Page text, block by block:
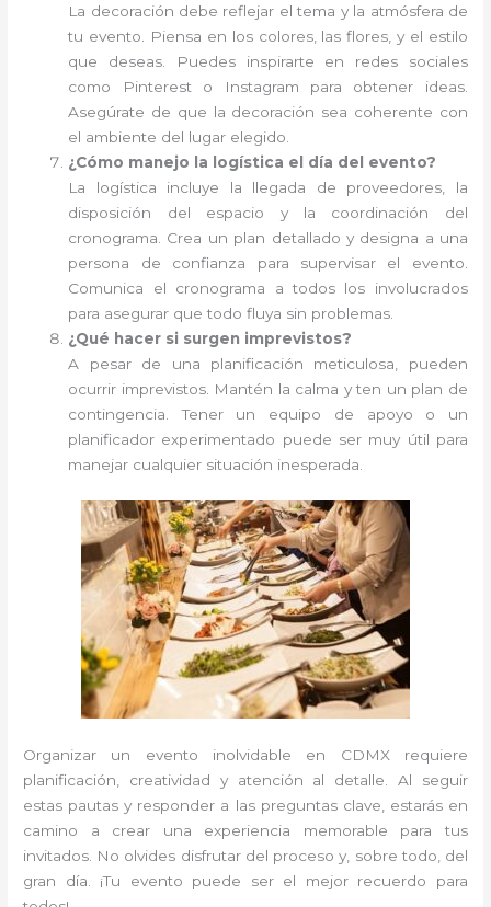
La decoración debe reflejar el tema y la atmósfera de
tu evento. Piensa en los colores, las flores, y el estilo
que deseas. Puedes inspirarte en redes sociales
como Pinterest o Instagram para obtener ideas.
Asegúrate de que la decoración sea coherente con
el ambiente del lugar elegido.
¿Cómo manejo la logística el día del evento?
La logística incluye la llegada de proveedores, la
disposición del espacio y la coordinación del
cronograma. Crea un plan detallado y designa a una
persona de confianza para supervisar el evento.
Comunica el cronograma a todos los involucrados
para asegurar que todo fluya sin problemas.
¿Qué hacer si surgen imprevistos?
A pesar de una planificación meticulosa, pueden
ocurrir imprevistos. Mantén la calma y ten un plan de
contingencia. Tener un equipo de apoyo o un
planificador experimentado puede ser muy útil para
manejar cualquier situación inesperada.
Organizar un evento inolvidable en CDMX requiere
planificación, creatividad y atención al detalle. Al seguir
estas pautas y responder a las preguntas clave, estarás en
camino a crear una experiencia memorable para tus
invitados. No olvides disfrutar del proceso y, sobre todo, del
gran día. ¡Tu evento puede ser el mejor recuerdo para